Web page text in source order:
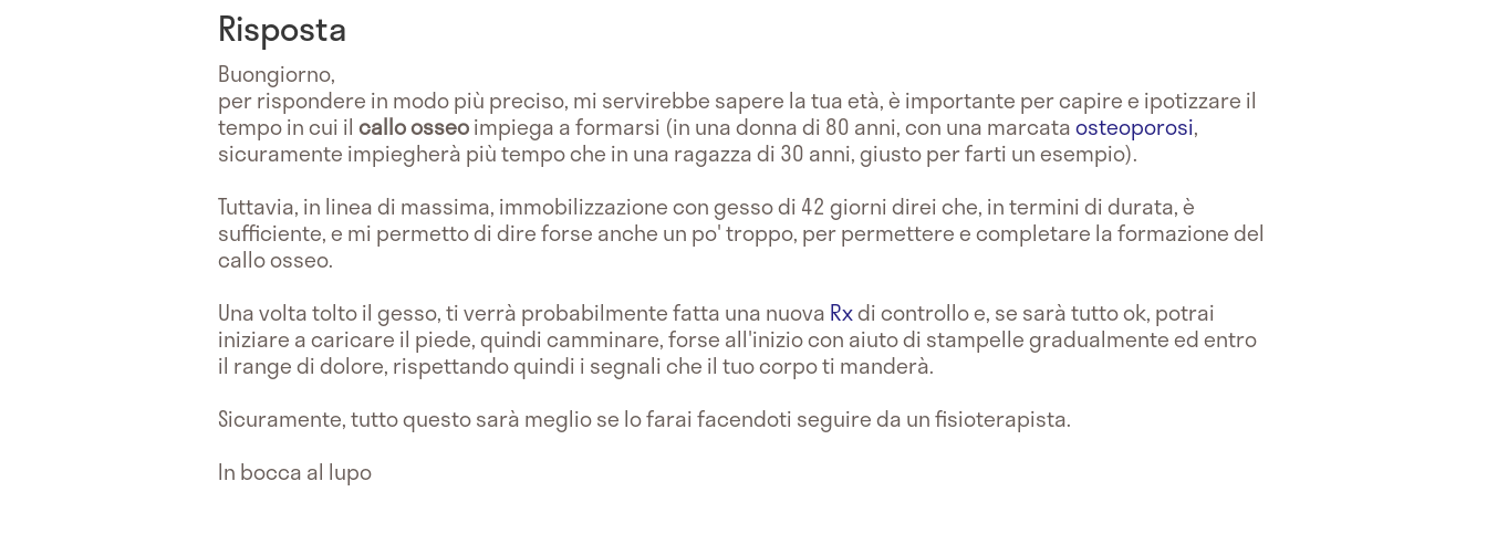
Risposta
Buongiorno,
per rispondere in modo più preciso, mi servirebbe sapere la tua età, è importante per capire e ipotizzare il
tempo in cui il callo osseoimpiega a formarsi (in una donna di 80 anni, con una marcataosteoporosi,
sicuramente impiegherà più tempo che in una ragazza di 30 anni, giusto per farti un esempio).
Tuttavia, in linea di massima, immobilizzazione con gesso di 42 giorni direi che, in termini di durata, è
sufficiente, e mi permetto di dire forse anche un po' troppo, per permettere e completare la formazione del
callo osseo.
Una volta tolto il gesso, ti verrà probabilmente fatta una nuova Rxdi controllo e, se sarà tutto ok, potrai
iniziare a caricare il piede, quindi camminare, forse all'inizio con aiuto di stampelle gradualmente ed entro
il range di dolore, rispettando quindi i segnali che il tuo corpo ti manderà.
Sicuramente, tutto questo sarà meglio se lo farai facendoti seguire da un fisioterapista.
In bocca al lupo